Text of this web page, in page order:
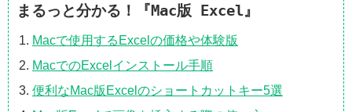
まるっと分かる！『Mac版 Excel』
Macで使用するExcelの価格や体験版
MacでのExcelインストール手順
便利なMac版Excelのショートカットキー5選